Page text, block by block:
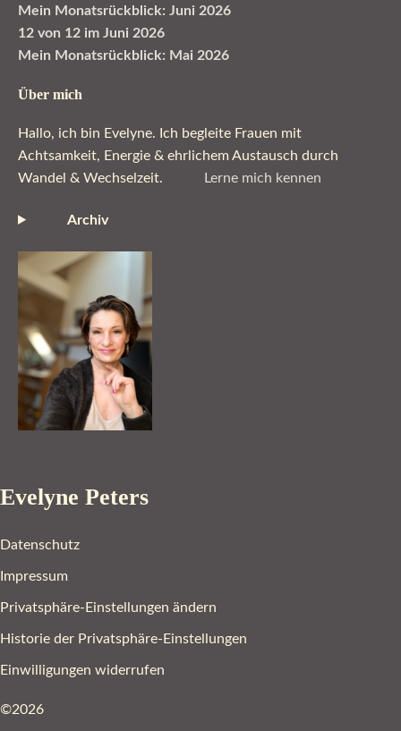
Mein Monatsrückblick: Juni 2026
12 von 12 im Juni 2026
Mein Monatsrückblick: Mai 2026
Über mich
Hallo, ich bin Evelyne. Ich begleite Frauen mit
Achtsamkeit, Energie & ehrlichem Austausch durch
Wandel & Wechselzeit.
Lerne mich kennen
Archiv
Evelyne Peters
©2026
Datenschutz
Impressum
Privatsphäre-Einstellungen ändern
Historie der Privatsphäre-Einstellungen
Einwilligungen widerrufen